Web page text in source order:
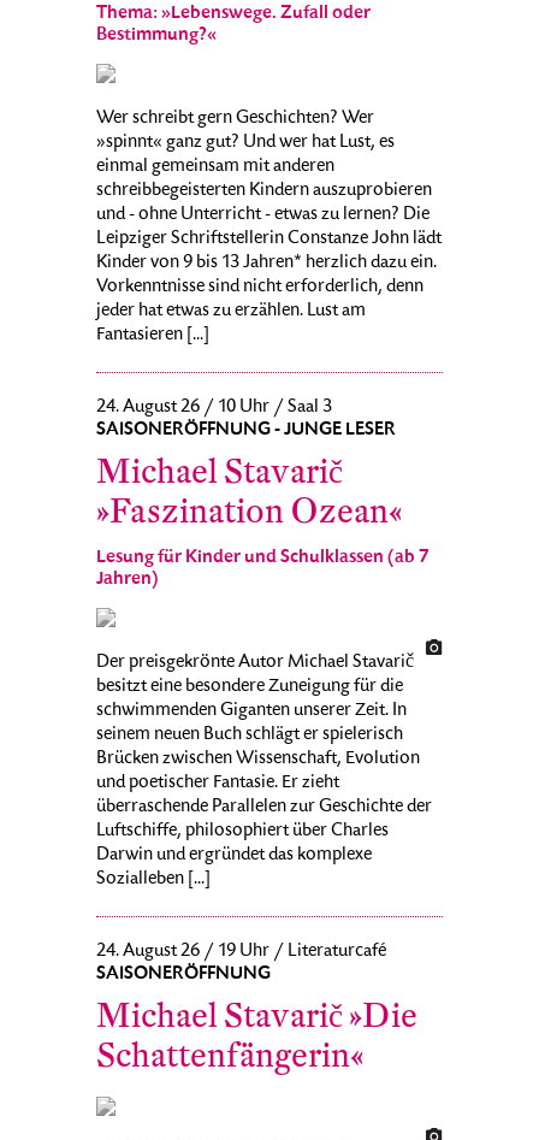
Thema: »Lebenswege. Zufall oder
Bestimmung?«
Wer schreibt gern Geschichten? Wer
»spinnt« ganz gut? Und wer hat Lust, es
einmal gemeinsam mit anderen
schreibbegeisterten Kindern auszuprobieren
und - ohne Unterricht - etwas zu lernen? Die
Leipziger Schriftstellerin Constanze John lädt
Kinder von 9 bis 13 Jahren* herzlich dazu ein.
Vorkenntnisse sind nicht erforderlich, denn
jeder hat etwas zu erzählen. Lust am
Fantasieren [...]
24. August 26 / 10 Uhr / Saal 3
SAISONERÖFFNUNG - JUNGE LESER
Michael Stavarič
»Faszination Ozean«
Lesung für Kinder und Schulklassen (ab 7
Jahren)
Der preisgekrönte Autor Michael Stavarič
besitzt eine besondere Zuneigung für die
schwimmenden Giganten unserer Zeit. In
seinem neuen Buch schlägt er spielerisch
Brücken zwischen Wissenschaft, Evolution
und poetischer Fantasie. Er zieht
überraschende Parallelen zur Geschichte der
Luftschiffe, philosophiert über Charles
Darwin und ergründet das komplexe
Sozialleben [...]
24. August 26 / 19 Uhr / Literaturcafé
SAISONERÖFFNUNG
Michael Stavarič »Die
Schattenfängerin«